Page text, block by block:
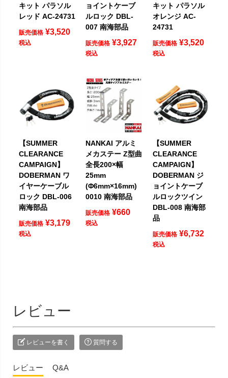
キット パラソル
レッド AC-24731
販売価格 ¥3,520
税込
ョイントケーブ
ルロック DBL-
007 南海部品
販売価格 ¥3,927
税込
キット パラソル
オレンジ AC-
24731
販売価格 ¥3,520
税込
【SUMMER
CLEARANCE
CAMPAIGN】
DOBERMAN ワ
イヤーケーブル
ロック DBL-006
南海部品
販売価格 ¥3,179
税込
NANKAI アルミ
メカステー Z型曲
全長200×幅
25mm
(Φ6mm×16mm)
0010 南海部品
販売価格 ¥660
税込
【SUMMER
CLEARANCE
CAMPAIGN】
DOBERMAN ジ
ョイントケーブ
ルロックツイン
DBL-008 南海部
品
販売価格 ¥6,732
税込
レビュー
レビューを書く 質問する
レビュー Q&A